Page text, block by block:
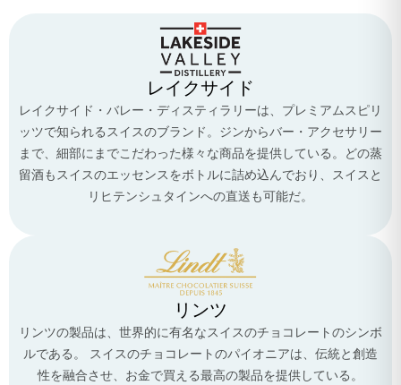
レイクサイド
レイクサイド・バレー・ディスティラリーは、プレミアムスピリ
ッツで知られるスイスのブランド。ジンからバー・アクセサリー
まで、細部にまでこだわった様々な商品を提供している。どの蒸
留酒もスイスのエッセンスをボトルに詰め込んでおり、スイスと
リヒテンシュタインへの直送も可能だ。
リンツ
リンツの製品は、世界的に有名なスイスのチョコレートのシンボ
ルである。 スイスのチョコレートのパイオニアは、伝統と創造
性を融合させ、お金で買える最高の製品を提供している。